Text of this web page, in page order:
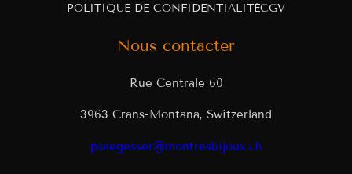
POLITIQUE DE CONFIDENTIALITÉCGV
Nous contacter
Rue Centrale 60
3963 Crans-Montana, Switzerland
psaegesser@montresbijoux.ch